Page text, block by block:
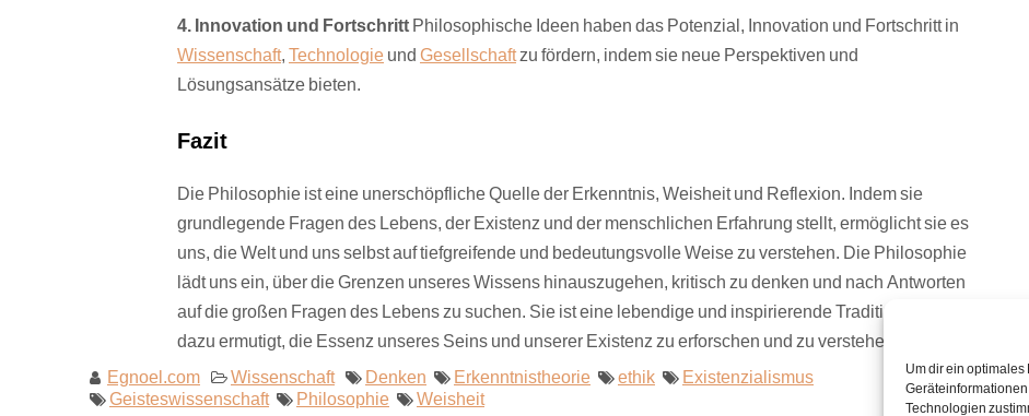
Um dir ein
Technologien
4. Innovation und Fortschritt Philosophische Ideen haben das Potenzial, Innovation und Fortschritt in
Wissenschaft, Technologie und Gesellschaftzu fördern, indem sie neue Perspektiven und
Lösungsansätze bieten.
Fazit
Die Philosophie ist eine unerschöpfliche Quelle der Erkenntnis, Weisheit und Reflexion. Indem sie
grundlegende Fragen des Lebens, der Existenz und der menschlichen Erfahrung stellt, ermöglicht sie es
uns, die Welt und uns selbst auf tiefgreifende und bedeutungsvolle Weise zu verstehen. Die Philosophie
lädt uns ein, über die Grenzen unseres Wissens hinauszugehen, kritisch zu denken und nach Antworten
auf die großen Fragen des Lebens zu suchen. Sie ist eine lebendige und inspirierende Tradition, die uns
dazu ermutigt, die Essenz unseres Seins und unserer Existenz zu erforschen und zu verstehen.
Egnoel.com
Wissenschaft Denken Erkenntnistheorie ethik
Existenzialismus
Geisteswissenschaft
Philosophie Weisheit